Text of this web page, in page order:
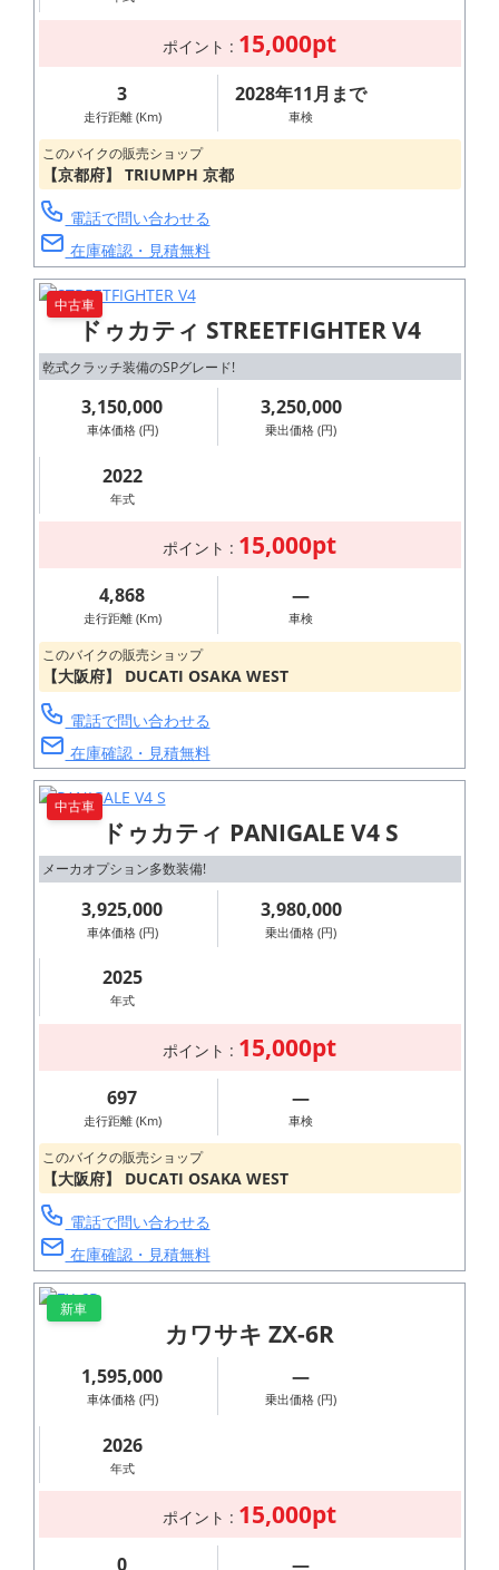
ポイント : 15,000pt
3
走行距離 (Km)
2028年11月まで
車検
このバイクの販売ショップ
【京都府】 TRIUMPH 京都
電話で問い合わせる
在庫確認・見積無料
中古車
ドゥカティ STREETFIGHTER V4
乾式クラッチ装備のSPグレード!
3,150,000
車体価格 (円)
3,250,000
乗出価格 (円)
2022
年式
ポイント : 15,000pt
4,868
走行距離 (Km)
―
車検
このバイクの販売ショップ
【大阪府】 DUCATI OSAKA WEST
電話で問い合わせる
在庫確認・見積無料
中古車
ドゥカティ PANIGALE V4 S
メーカオプション多数装備!
3,925,000
車体価格 (円)
3,980,000
乗出価格 (円)
2025
年式
ポイント : 15,000pt
697
走行距離 (Km)
―
車検
このバイクの販売ショップ
【大阪府】 DUCATI OSAKA WEST
電話で問い合わせる
在庫確認・見積無料
新車
カワサキ ZX-6R
1,595,000
車体価格 (円)
―
乗出価格 (円)
2026
年式
ポイント : 15,000pt
0 ―